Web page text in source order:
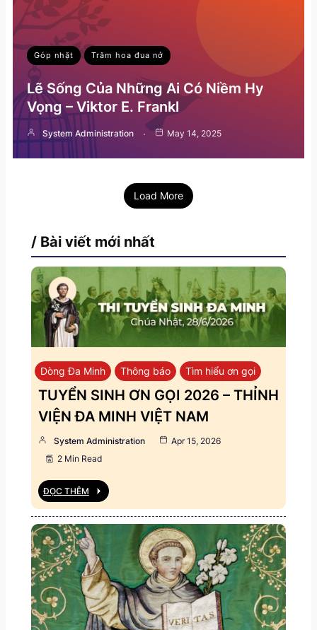
Góp nhặt Trăm hoa đua nở
Lẽ Sống Của Những Ai Có Niềm Hy
Vọng – Viktor E. Frankl
System Administration May 14, 2025
Load More
/ Bài viết mới nhất
Dòng Đa Minh Thông báo Tìm hiểu ơn gọi
TUYỂN SINH ƠN GỌI 2026 – THỈNH
VIỆN ĐA MINH VIỆT NAM
System Administration
Apr 15, 2026
2 Min Read
ĐỌC THÊM